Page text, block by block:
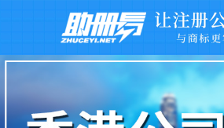
网站首页
公司年审
银行开户
注册商标